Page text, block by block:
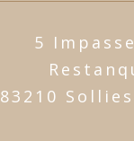
5
83210